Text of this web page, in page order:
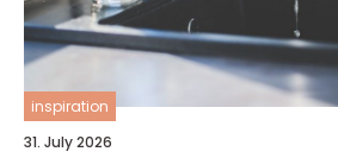
inspiration
31. July 2026